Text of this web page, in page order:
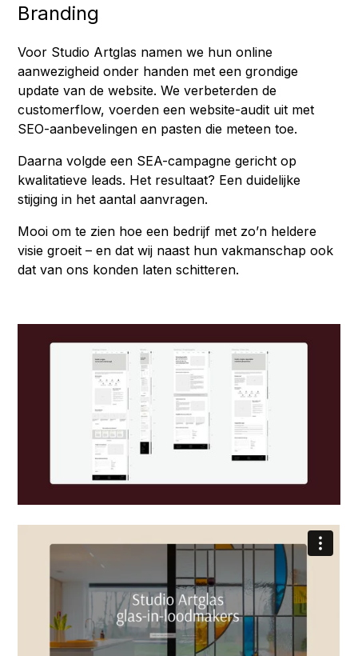
Branding
Voor Studio Artglas namen we hun online
aanwezigheid onder handen met een grondige
update van de website. We verbeterden de
customerflow, voerden een website-audit uit met
SEO-aanbevelingen en pasten die meteen toe.
Daarna volgde een SEA-campagne gericht op
kwalitatieve leads. Het resultaat? Een duidelijke
stijging in het aantal aanvragen.
Mooi om te zien hoe een bedrijf met zo’n heldere
visie groeit – en dat wij naast hun vakmanschap ook
dat van ons konden laten schitteren.